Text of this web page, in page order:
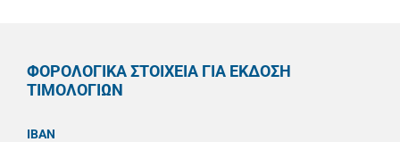
ΦΟΡΟΛΟΓΙΚΑ ΣΤΟΙΧΕΙΑ ΓΙΑ ΕΚΔΟΣΗ
ΤΙΜΟΛΟΓΙΩΝ
IBAN